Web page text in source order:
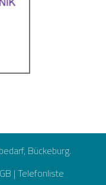
Bückeburg.
| Telefonliste